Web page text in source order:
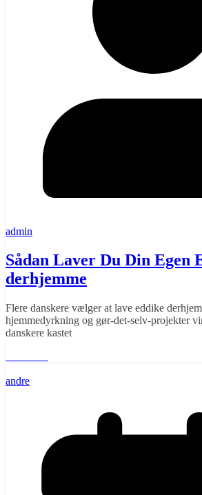
admin
Sådan Laver Du Din Egen
derhjemme
Flere danskere vælger at lave eddike
hjemmedyrkning og gør-det-selv-projekter
danskere kastet
andre